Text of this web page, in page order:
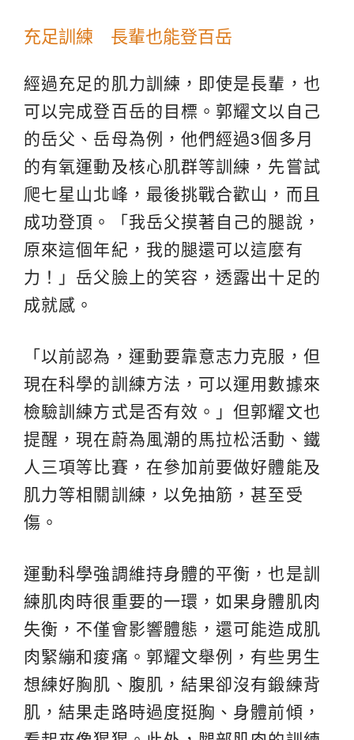
充足訓練 長輩也能登百岳
經過充足的肌力訓練，即使是長輩，也
可以完成登百岳的目標。郭耀文以自己
的岳父、岳母為例，他們經過3個多月
的有氧運動及核心肌群等訓練，先嘗試
爬七星山北峰，最後挑戰合歡山，而且
成功登頂。「我岳父摸著自己的腿說，
原來這個年紀，我的腿還可以這麼有
力！」岳父臉上的笑容，透露出十足的
成就感。
「以前認為，運動要靠意志力克服，但
現在科學的訓練方法，可以運用數據來
檢驗訓練方式是否有效。」但郭耀文也
提醒，現在蔚為風潮的馬拉松活動、鐵
人三項等比賽，在參加前要做好體能及
肌力等相關訓練，以免抽筋，甚至受
傷。
運動科學強調維持身體的平衡，也是訓
練肌肉時很重要的一環，如果身體肌肉
失衡，不僅會影響體態，還可能造成肌
肉緊繃和痠痛。郭耀文舉例，有些男生
想練好胸肌、腹肌，結果卻沒有鍛練背
肌，結果走路時過度挺胸、身體前傾，